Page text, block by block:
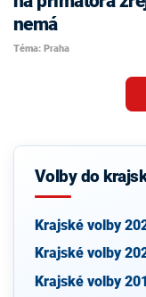
nemá
Téma: Praha
Volby do
Krajské volby
Krajské volby
Krajské volby